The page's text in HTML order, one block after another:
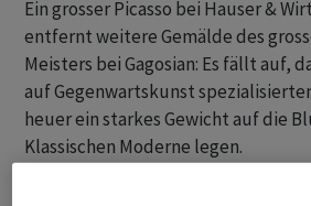
Ein grosser Picasso bei Hauser &
entfernt weitere Gemälde des
Meisters bei Gagosian: Es fällt auf,
auf Gegenwartskunst
heuer ein starkes Gewicht auf die
Klassischen Moderne legen.